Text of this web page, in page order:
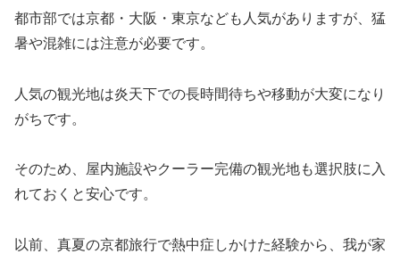
都市部では京都・大阪・東京なども人気がありますが、猛
暑や混雑には注意が必要です。
人気の観光地は炎天下での長時間待ちや移動が大変になり
がちです。
そのため、屋内施設やクーラー完備の観光地も選択肢に入
れておくと安心です。
以前、真夏の京都旅行で熱中症しかけた経験から、我が家